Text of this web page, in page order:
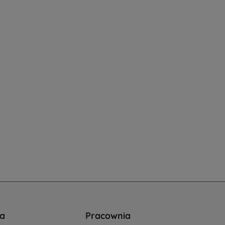
Pracownia